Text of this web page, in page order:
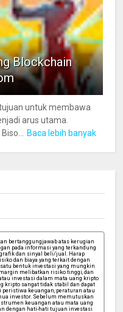
Blockchain
untuk membawa
arus utama.
Baca lebih banyak
bertanggungjawab atas kerugian
pada informasi yang terkandung
dan sinyal beli/jual. Harap
dan biaya yang terkait dengan
bentuk investasi yang mungkin
melibatkan risiko tinggi, dan
investasi dalam mata uang kripto
kripto sangat tidak stabil dan dapat
keuangan, peraturan atau
investor. Sebelum memutuskan
keuangan atau mata uang
dengan hati-hati tujuan investasi